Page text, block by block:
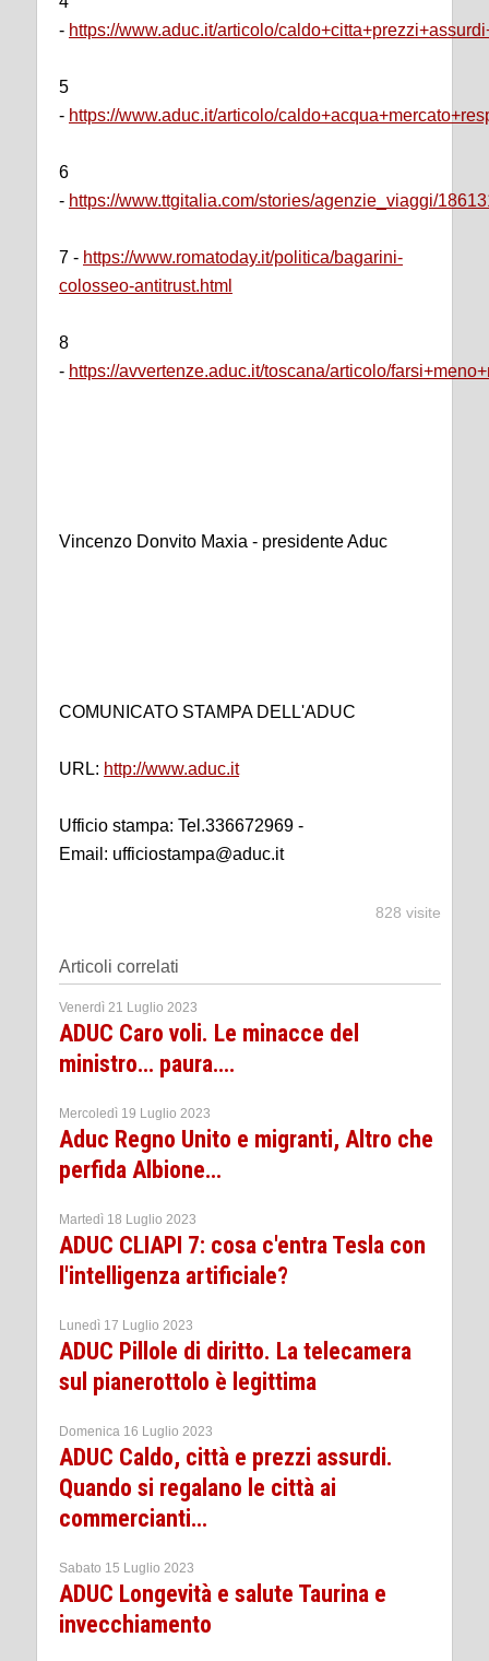
- https://www.aduc.it/articolo/
5
- https://www.aduc.it/articolo/
6
- https://www.ttgitalia.com/stories/agenzie_viaggi/
7 - https://www.romatoday.it/politica/bagarini-
colosseo-antitrust.html
8
- https://avvertenze.aduc.it/toscana/articolo/
Vincenzo Donvito Maxia - presidente Aduc
COMUNICATO STAMPA DELL'ADUC
URL: http://www.aduc.it
Ufficio stampa: Tel.336672969 -
Email: ufficiostampa@aduc.it
828 visite
Articoli correlati
Venerdì 21 Luglio 2023
ADUC Caro voli. Le minacce del
ministro… paura….
Mercoledì 19 Luglio 2023
Aduc Regno Unito e migranti, Altro che
perfida Albione…
Martedì 18 Luglio 2023
ADUC CLIAPI 7: cosa c'entra Tesla con
l'intelligenza artificiale?
Lunedì 17 Luglio 2023
ADUC Pillole di diritto. La telecamera
sul pianerottolo è legittima
Domenica 16 Luglio 2023
ADUC Caldo, città e prezzi assurdi.
Quando si regalano le città ai
commercianti…
Sabato 15 Luglio 2023
ADUC Longevità e salute Taurina e
invecchiamento